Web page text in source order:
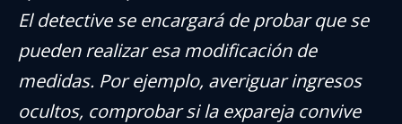
El detective se encargará de probar que se
pueden realizar esa modificación de
medidas. Por ejemplo, averiguar ingresos
ocultos, comprobar si la expareja convive